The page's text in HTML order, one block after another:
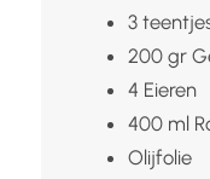
3
200 gr
4 Eieren
400 ml
Olijfolie